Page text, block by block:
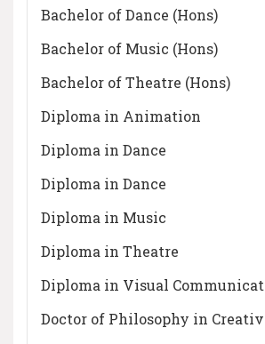
Bachelor of Dance (Hons)
Bachelor of Music (Hons)
Bachelor of Theatre (Hons)
Diploma in Animation
Diploma in Dance
Diploma in Dance
Diploma in Music
Diploma in Theatre
Diploma in Visual
Doctor of Philosophy in